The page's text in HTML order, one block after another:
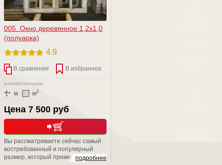
005. Окно деревянное 1,2х1,0
(полуарка)
4.9
В сравнение В избранное
размер:
м
площадь:
м2
Цена 7 500 руб
подробнее
Вы рассматриваете сейчас самый
востребованный и популярный
размер, который применяется при